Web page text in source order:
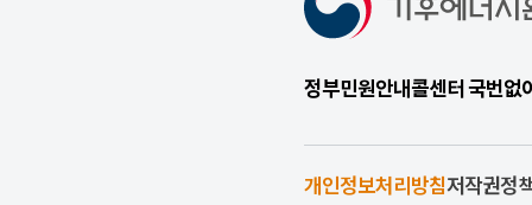
정부민원안내콜센터 국번
개인정보처리방침저작권정